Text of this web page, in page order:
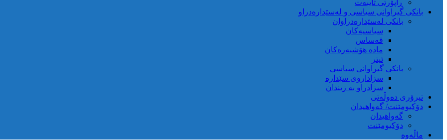
ڕاپۆرتی تایبەت
بانکی گیراوانی سیاسی و لەسێدارەدراو
بانکی لەسێدارەدراوان
سیاسیەکان
قەساس
مادە هۆشبەرەکان
ئیتر
بانکی گیراوانی سیاسی
سزاداروی سێدارە
سزادراو بە زیندان
تیرۆری دەوڵەتی
دۆکیومێنت/ گەواهیدان
گەواهیدان
دۆکیومێنت
ماڵەوە